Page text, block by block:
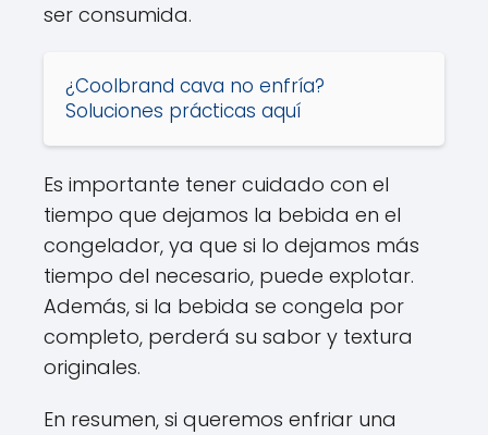
ser consumida.
¿Coolbrand cava no enfría?
Soluciones prácticas aquí
Es importante tener cuidado con el
tiempo que dejamos la bebida en el
congelador, ya que si lo dejamos más
tiempo del necesario, puede explotar.
Además, si la bebida se congela por
completo, perderá su sabor y textura
originales.
En resumen, si queremos enfriar una